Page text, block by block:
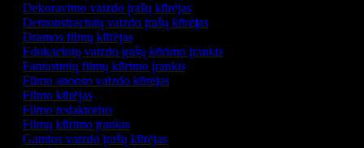
Dekoravimo vaizdo įrašų kūrėjas
Demonstracinių vaizdo įrašų kūrėjas
Dramos filmų kūrėjas
Edukacinių vaizdo įrašų kūrimo įrankis
Fantastinių filmų kūrimo įrankis
Filmo anonso vaizdo kūrėjas
Filmo kūrėjas
Filmo redaktorius
Filmų kūrimo įrankis
Gamtos vaizdo įrašų kūrėjas